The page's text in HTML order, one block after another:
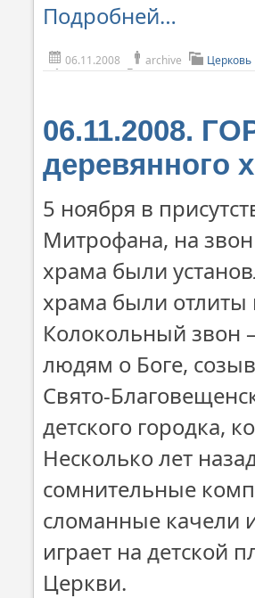
Подробней…
06.11.2008 archive Церковь
06.11.2008.
деревянного
5 ноября в
Митрофана, на
храма были
храма были отлиты
Колокольный звон
людям о Боге,
Свято-
детского городка,
Несколько лет
сомнительные
сломанные качели
играет на детской
Церкви.